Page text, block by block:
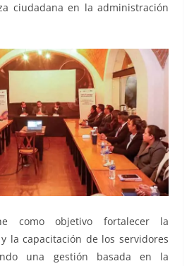
ciudadana en la administración
como objetivo fortalecer la
la capacitación de los servidores
una gestión basada en la